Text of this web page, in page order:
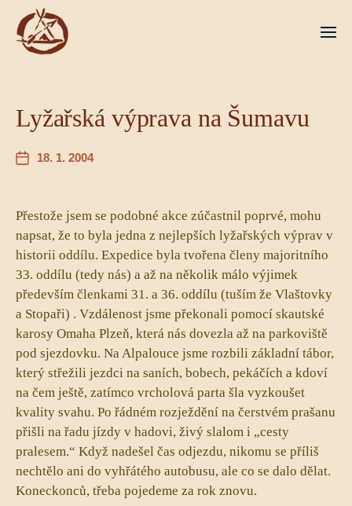
Lyžařská výprava na Šumavu
18. 1. 2004
Přestože jsem se podobné akce zúčastnil poprvé, mohu
napsat, že to byla jedna z nejlepších lyžařských výprav v
historii oddílu. Expedice byla tvořena členy majoritního
33. oddílu (tedy nás) a až na několik málo výjimek
především členkami 31. a 36. oddílu (tuším že Vlaštovky
a Stopaři) . Vzdálenost jsme překonali pomocí skautské
karosy Omaha Plzeň, která nás dovezla až na parkoviště
pod sjezdovku. Na Alpalouce jsme rozbili základní tábor,
který střežili jezdci na saních, bobech, pekáčích a kdoví
na čem ještě, zatímco vrcholová parta šla vyzkoušet
kvality svahu. Po řádném rozježdění na čerstvém prašanu
přišli na řadu jízdy v hadovi, živý slalom i „cesty
pralesem.“ Když nadešel čas odjezdu, nikomu se příliš
nechtělo ani do vyhřátého autobusu, ale co se dalo dělat.
Koneckonců, třeba pojedeme za rok znovu.